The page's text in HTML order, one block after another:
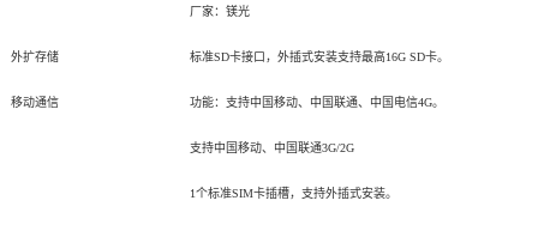
厂家：镁光
外扩存储 标准SD卡接口，外插式安装支持最高16G SD卡。
移动通信 功能：支持中国移动、中国联通、中国电信4G。
支持中国移动、中国联通3G/2G
1个标准SIM卡插槽，支持外插式安装。